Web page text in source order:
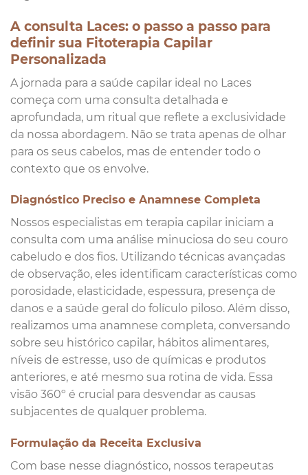
A consulta Laces: o passo a passo para
definir sua Fitoterapia Capilar
Personalizada
A jornada para a saúde capilar ideal no Laces
começa com uma consulta detalhada e
aprofundada, um ritual que reflete a exclusividade
da nossa abordagem. Não se trata apenas de olhar
para os seus cabelos, mas de entender todo o
contexto que os envolve.
Diagnóstico Preciso e Anamnese Completa
Nossos especialistas em terapia capilar iniciam a
consulta com uma análise minuciosa do seu couro
cabeludo e dos fios. Utilizando técnicas avançadas
de observação, eles identificam características como
porosidade, elasticidade, espessura, presença de
danos e a saúde geral do folículo piloso. Além disso,
realizamos uma anamnese completa, conversando
sobre seu histórico capilar, hábitos alimentares,
níveis de estresse, uso de químicas e produtos
anteriores, e até mesmo sua rotina de vida. Essa
visão 360º é crucial para desvendar as causas
subjacentes de qualquer problema.
Formulação da Receita Exclusiva
Com base nesse diagnóstico, nossos terapeutas